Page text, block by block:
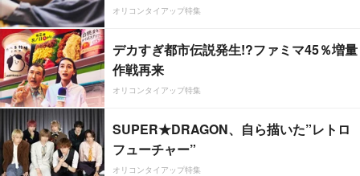
オリコンタイアップ特集
デカすぎ都市伝説発生!?ファミマ45％増量
作戦再来
オリコンタイアップ特集
SUPER★DRAGON、自ら描いた”レトロ
フューチャー”
オリコンタイアップ特集